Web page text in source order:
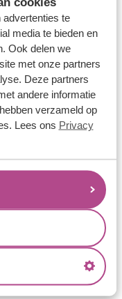
te
media te bieden en
Ook delen we
met onze partners
Deze partners
andere informatie
verzameld op
Lees ons Privacy